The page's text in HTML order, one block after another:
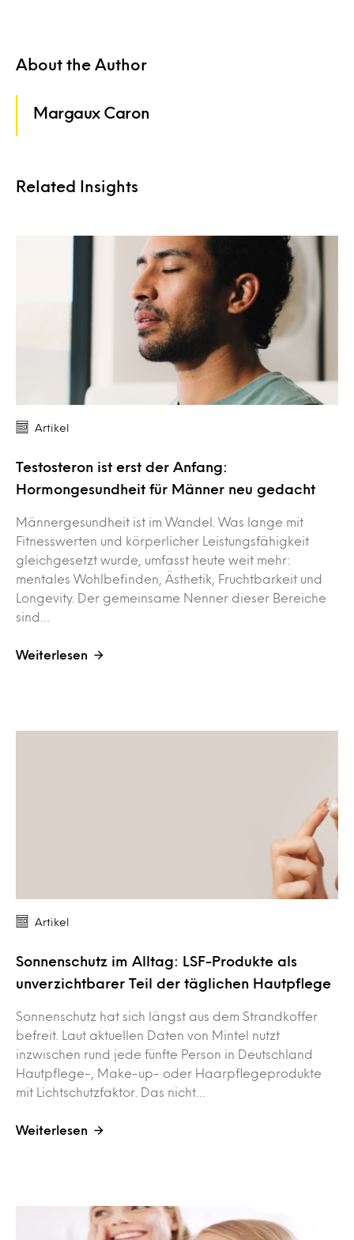
About the Author
Margaux Caron
Related Insights
Artikel
Testosteron ist erst der Anfang:
Hormongesundheit für Männer neu gedacht
Männergesundheit ist im Wandel. Was lange mit
Fitnesswerten und körperlicher Leistungsfähigkeit
gleichgesetzt wurde, umfasst heute weit mehr:
mentales Wohlbefinden, Ästhetik, Fruchtbarkeit und
Longevity. Der gemeinsame Nenner dieser Bereiche
sind…
Weiterlesen
Artikel
Sonnenschutz im Alltag: LSF-Produkte als
unverzichtbarer Teil der täglichen Hautpflege
Sonnenschutz hat sich längst aus dem Strandkoffer
befreit. Laut aktuellen Daten von Mintel nutzt
inzwischen rund jede fünfte Person in Deutschland
Hautpflege-, Make-up- oder Haarpflegeprodukte
mit Lichtschutzfaktor. Das nicht…
Weiterlesen